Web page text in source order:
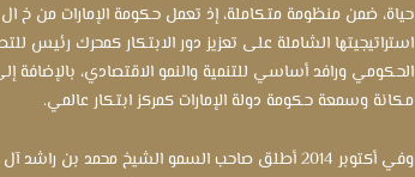
حياة، ضمن منظومة متكاملة، إذ تعمل حكومة الإمارات من خ ال
استراتيجيتها الشاملة على تعزيز دور الابتكار كمحرك رئيس
الحكومي ورافد أساسي للتنمية والنمو الاقتصادي، بالإضافة
مكانة وسمعة حكومة دولة الإمارات كمركز ابتكار عالمي.
وفي أكتوبر 2014 أطلق صاحب السمو الشيخ محمد بن راشد